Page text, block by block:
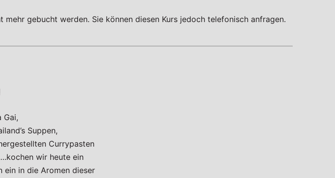
gebucht werden. Sie können diesen Kurs jedoch telefonisch anfragen.
Gai,
Suppen,
Currypasten
wir heute ein
ein in die Aromen dieser